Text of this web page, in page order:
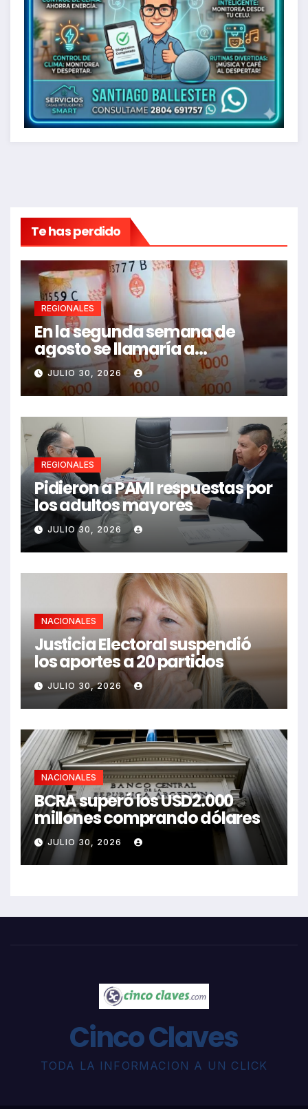
Te has perdido
REGIONALES
En la segunda semana de
agosto se llamaría a
paritarias
JULIO 30, 2026
REGIONALES
Pidieron a PAMI respuestas por
los adultos mayores
JULIO 30, 2026
NACIONALES
Justicia Electoral suspendió
los aportes a 20 partidos
JULIO 30, 2026
NACIONALES
BCRA superó los USD2.000
millones comprando dólares
JULIO 30, 2026
Cinco Claves
TODA LA INFORMACION A UN CLICK